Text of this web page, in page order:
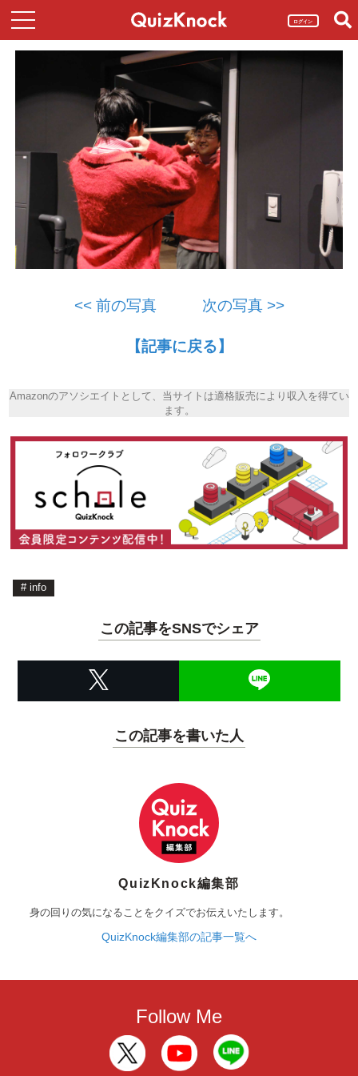
ログイン
<< 前の写真 次の写真 >>
【記事に戻る】
Amazonのアソシエイトとして、当サイトは適格販売により収入を得てい
ます。
# info
この記事をSNSでシェア
この記事を書いた人
QuizKnock編集部
身の回りの気になることをクイズでお伝えいたします。
QuizKnock編集部の記事一覧へ
Follow Me